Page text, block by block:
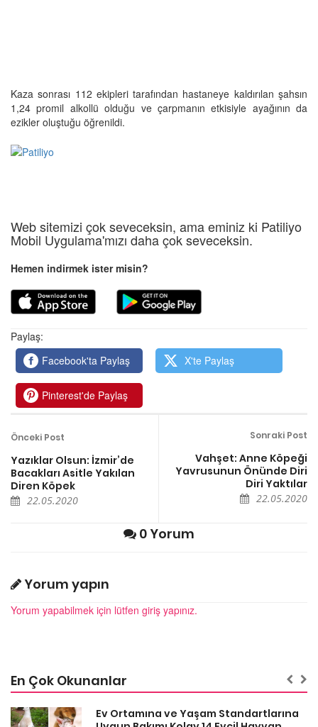
Kaza sonrası 112 ekipleri tarafından hastaneye kaldırılan şahsın
1,24 promil alkollü olduğu ve çarpmanın etkisiyle ayağının da
ezikler oluştuğu öğrenildi.
Web sitemizi çok seveceksin, ama eminiz ki Patiliyo
Mobil Uygulama'mızı daha çok seveceksin.
Hemen indirmek ister misin?
Paylaş:
Facebook'ta Paylaş
X'te Paylaş
Pinterest'de Paylaş
Önceki Post
Yazıklar Olsun: İzmir’de
Bacakları Asitle Yakılan
Diren Köpek
22.05.2020
Sonraki Post
Vahşet: Anne Köpeği
Yavrusunun Önünde Diri
Diri Yaktılar
22.05.2020
0 Yorum
Yorum yapın
Yorum yapabilmek için lütfen giriş yapınız.
En Çok Okunanlar
Ev Ortamına ve Yaşam Standartlarına